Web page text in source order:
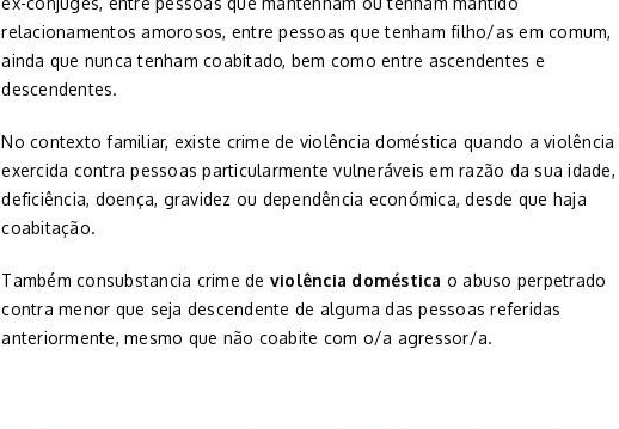
relacionamentos amorosos, entre pessoas que tenham filho/as em comum,
ainda que nunca tenham coabitado, bem como entre ascendentes e
descendentes.
No contexto familiar, existe crime de violência doméstica quando a violência
exercida contra pessoas particularmente vulneráveis em razão da sua idade,
deficiência, doença, gravidez ou dependência económica, desde que haja
coabitação.
Também consubstancia crime de violência doméstica o abuso perpetrado
contra menor que seja descendente de alguma das pessoas referidas
anteriormente, mesmo que não coabite com o/a agressor/a.